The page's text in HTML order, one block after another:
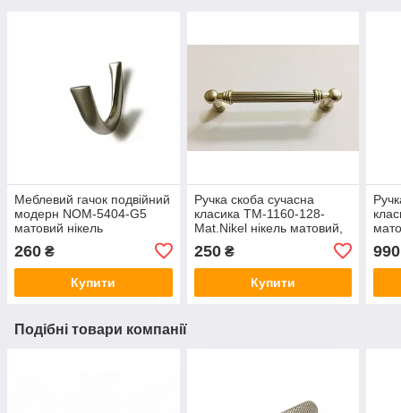
Меблевий гачок подвійний
модерн NOM-5404-G5
матовий нікель
260 ₴
Купити
Ручка скоба сучасна
класика TM-1160-128-
Mat.Nikel нікель матовий,
250₴
Купити
990
Подібні товари компанії